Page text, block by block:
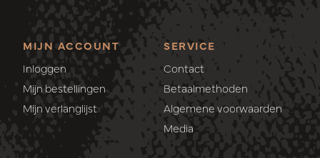
MIJN ACCOUNT
Inloggen
Mijn bestellingen
Mijn verlanglijst
SERVICE
Contact
Betaalmethoden
Algemene voorwaarden
Media